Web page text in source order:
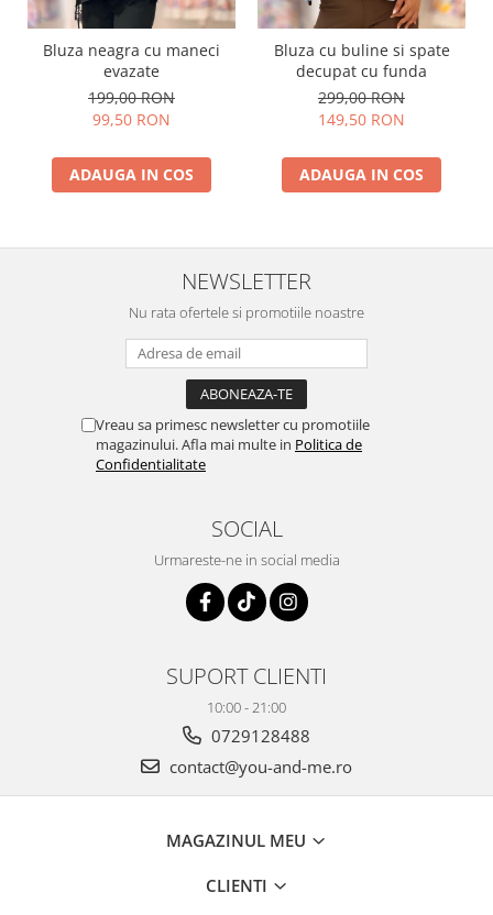
Bluza neagra cu maneci
evazate
199,00 RON
99,50 RON
ADAUGA IN COS
Bluza cu buline si spate
decupat cu funda
299,00 RON
149,50 RON
ADAUGA IN COS
NEWSLETTER
Nu rata ofertele si promotiile noastre
Vreau sa primesc newsletter cu promotiile
magazinului. Afla mai multe in Politica de
Confidentialitate
SOCIAL
Urmareste-ne in social media
SUPORT CLIENTI
10:00 - 21:00
0729128488
contact@you-and-me.ro
MAGAZINUL MEU
CLIENTI